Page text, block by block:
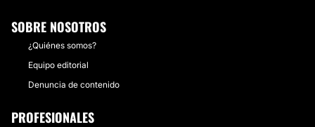
SOBRE NOSOTROS
¿Quiénes somos?
Equipo editorial
Denuncia de contenido
PROFESIONALES